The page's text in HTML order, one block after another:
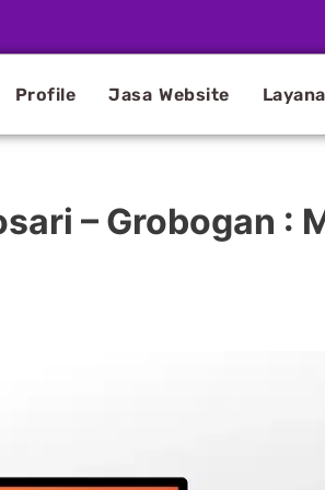
Profile Jasa Website
– Grobogan :